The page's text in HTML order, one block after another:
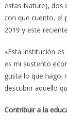
estas Nature), dos
con que cuento, el
2019 y este
«Esta institución
es mi sustento
gusta lo que hago,
descubrir aquello
Contribuir a la